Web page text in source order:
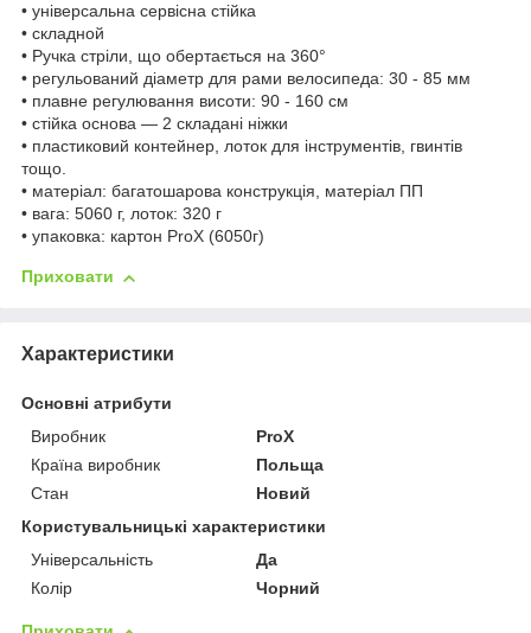
• універсальна сервісна стійка
• складной
• Ручка стріли, що обертається на 360°
• регульований діаметр для рами велосипеда: 30 - 85 мм
• плавне регулювання висоти: 90 - 160 см
• стійка основа — 2 складані ніжки
• пластиковий контейнер, лоток для інструментів, гвинтів
тощо.
• матеріал: багатошарова конструкція, матеріал ПП
• вага: 5060 г, лоток: 320 г
• упаковка: картон ProX (6050г)
Приховати
Характеристики
Основні атрибути
Виробник
ProX
Країна виробник
Польща
Стан
Новий
Користувальницькі характеристики
Універсальність
Да
Колір
Чорний